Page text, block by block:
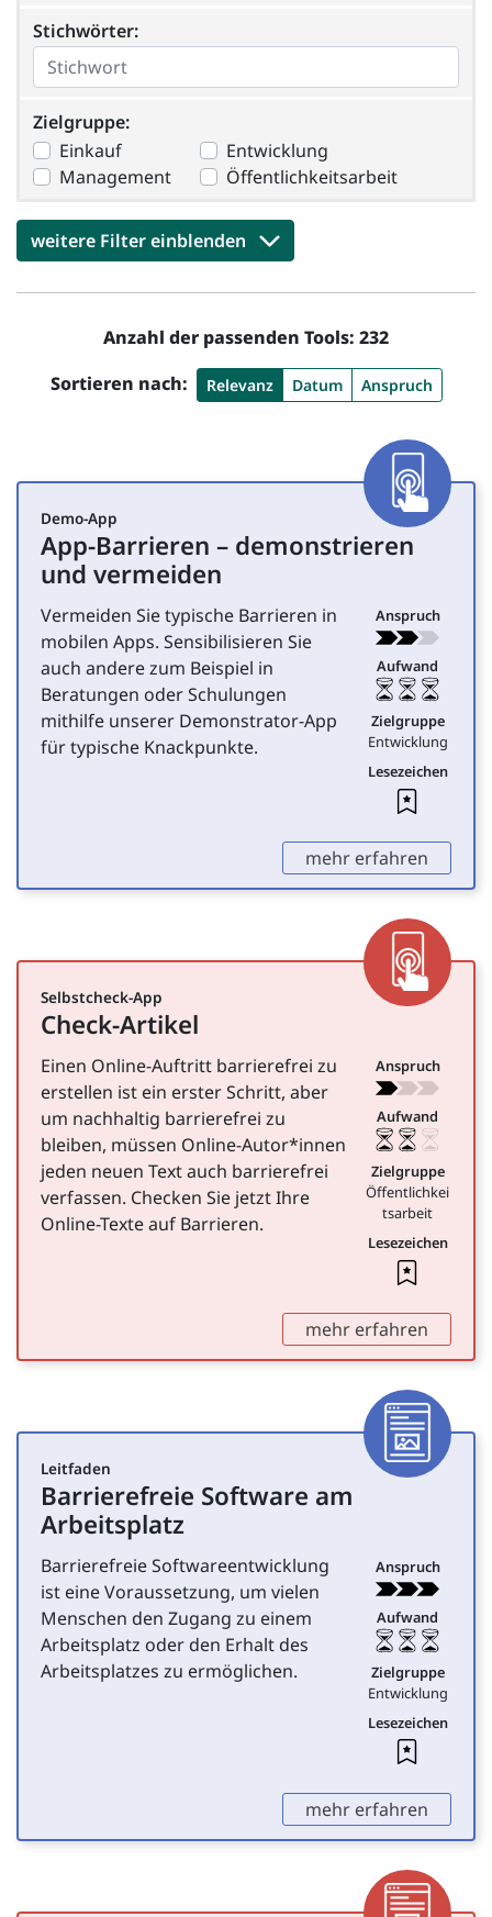
Stichwörter:
Stichwörter:
Zielgruppe
Zielgruppe:
Einkauf
Entwicklung
Management
Öffentlichkeitsarbeit
weitere Filter einblenden
Anzahl der passenden Tools: 232
Sortieren nach:
Relevanz Datum Anspruch
Toolliste überspringen
Tools zur Umsetzung
Demo-App
für Entwicklung
App-Barrieren – demonstrieren
und vermeiden
App
Vermeiden Sie typische Barrieren in
mobilen Apps. Sensibilisieren Sie
auch andere zum Beispiel in
Beratungen oder Schulungen
mithilfe unserer Demonstrator-App
für typische Knackpunkte.
Anspruch
Aufwand
Zielgruppe
Entwicklung
Lesezeichen
,mehr erfahren
Selbstcheck-App
für Öffentlichkeitsarbeit
Check-Artikel
App
Einen Online-Auftritt barrierefrei zu
erstellen ist ein erster Schritt, aber
um nachhaltig barrierefrei zu
bleiben, müssen Online-Autor*innen
jeden neuen Text auch barrierefrei
verfassen. Checken Sie jetzt Ihre
Online-Texte auf Barrieren.
Anspruch
Aufwand
Zielgruppe
Öffentlichkei
tsarbeit
Lesezeichen
,mehr erfahren
Leitfaden
für Entwicklung
Barrierefreie Software am
Arbeitsplatz
Artikel
Barrierefreie Softwareentwicklung
ist eine Voraussetzung, um vielen
Menschen den Zugang zu einem
Arbeitsplatz oder den Erhalt des
Arbeitsplatzes zu ermöglichen.
Anspruch
Aufwand
Zielgruppe
Entwicklung
Lesezeichen
,mehr erfahren
Artikel